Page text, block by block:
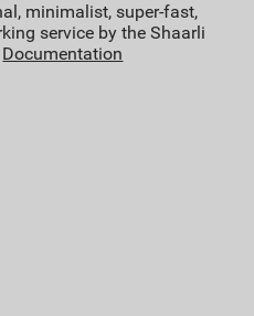
minimalist, super-fast,
service by the Shaarli
Documentation